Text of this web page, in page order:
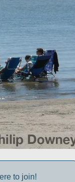
to join!